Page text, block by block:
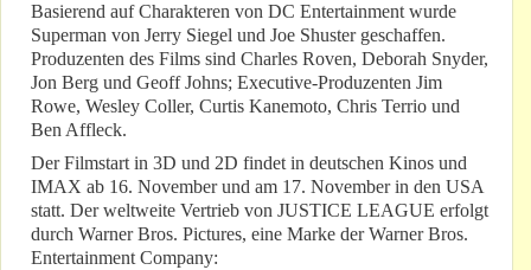
Basierend auf Charakteren von DC Entertainment wurde
Superman von Jerry Siegel und Joe Shuster geschaffen.
Produzenten des Films sind Charles Roven, Deborah Snyder,
Jon Berg und Geoff Johns; Executive-Produzenten Jim
Rowe, Wesley Coller, Curtis Kanemoto, Chris Terrio und
Ben Affleck.
Der Filmstart in 3D und 2D findet in deutschen Kinos und
IMAX ab 16. November und am 17. November in den USA
statt. Der weltweite Vertrieb von JUSTICE LEAGUE erfolgt
durch Warner Bros. Pictures, eine Marke der Warner Bros.
Entertainment Company: